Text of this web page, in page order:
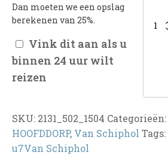
Dan moeten we een opslag
berekenen van 25%.
Vink dit aan als u
binnen 24 uur wilt
reizen
SKU: 2131_502_1504 Categorieën:
HOOFDDORP, Van Schiphol Tags:
u7Van Schiphol